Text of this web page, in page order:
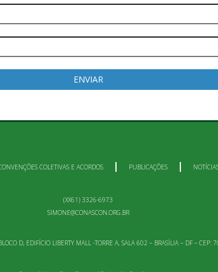
COLETIVAS E ACORDOS PUBLICAÇÕES
(XX61) 3326-6973
SIMONE@CONASCON.ORG.BR
D, EDIFÍCIO LIBERTY MALL -TORRE A, SALA 602 – BRASÍLIA – DF – CEP: